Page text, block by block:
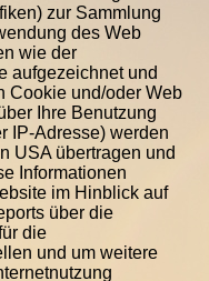
zur Sammlung
des Web
wie der
aufgezeichnet und
Cookie und/oder Web
Ihre Benutzung
IP-Adresse) werden
USA übertragen und
Informationen
im Hinblick auf
über die
die
und um weitere